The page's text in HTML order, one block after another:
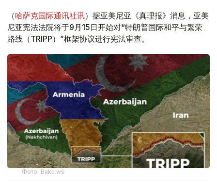
（哈萨克国际通讯社讯）据亚美尼亚《真理报》消息，亚美
尼亚宪法法院将于9月15日开始对“特朗普国际和平与繁荣
路线（TRIPP）”框架协议进行宪法审查。
Фото: Baku.ws